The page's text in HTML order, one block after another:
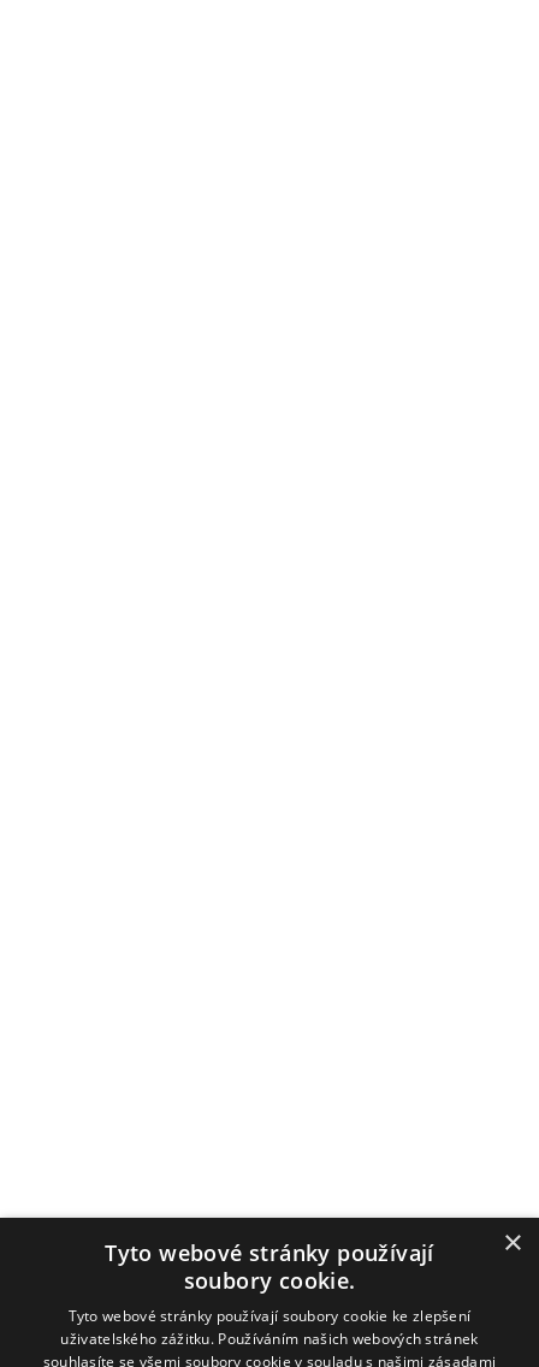
×
Tyto webové stránky používají
soubory cookie.
Tyto webové stránky používají soubory cookie ke zlepšení
uživatelského zážitku. Používáním našich webových stránek
souhlasíte se všemi soubory cookie v souladu s našimi zásadami